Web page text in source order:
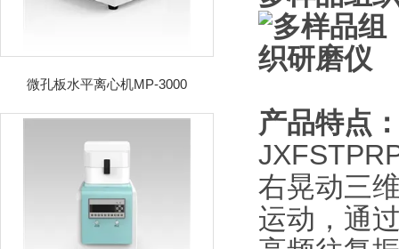
微孔板水平离心机MP-3000
产品特点
右晃动三
运动，通